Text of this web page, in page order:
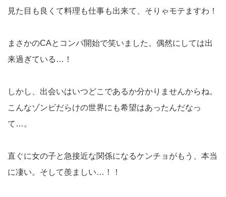
見た目も良くて料理も仕事も出来て、そりゃモテますわ！
まさかのCAとコンパ開始で笑いました。偶然にしては出
来過ぎている…！
しかし、出会いはいつどこであるか分かりませんからね。
こんなゾンビだらけの世界にも希望はあったんだなっ
て…。
直ぐに女の子と急接近な関係になるケンチョがもう、本当
に凄い。そして羨ましい…！！